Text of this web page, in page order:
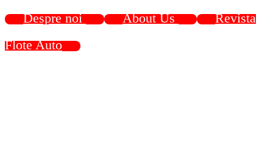
Despre noi About Us
Revista
Flote Auto